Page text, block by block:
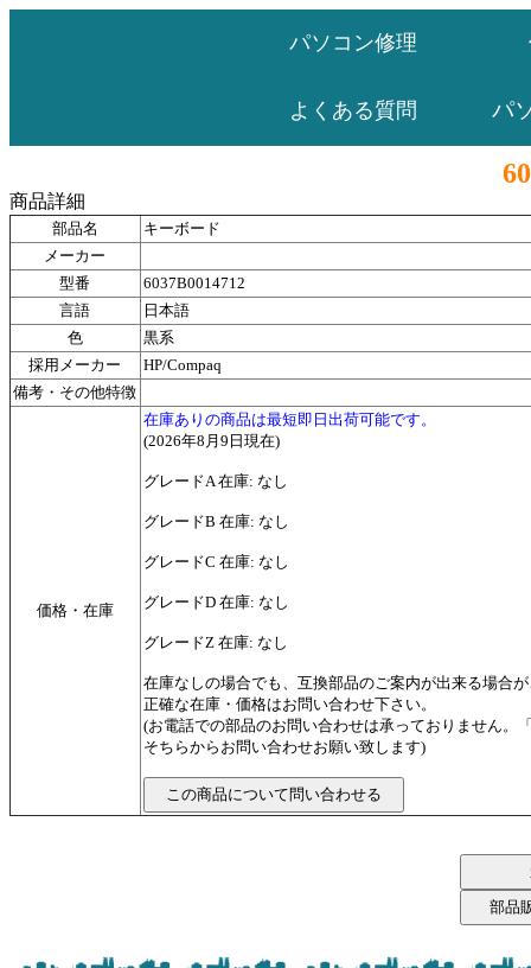
パソコン修理
よくある質問 パ
商品詳細
部品名
キーボード
メーカー
型番
6037B0014712
言語
日本語
色
黒系
採用メーカー
HP/Compaq
備考・その他特徴
価格・在庫
在庫ありの商品は最短即日出荷可能です。
(2026年8月9日現在)
グレードA 在庫: なし
グレードB 在庫: なし
グレードC 在庫: なし
グレードD 在庫: なし
グレードZ 在庫: なし
在庫なしの場合でも、互換部品のご案内が出来る場合
正確な在庫・価格はお問い合わせ下さい。
(お電話での部品のお問い合わせは承っておりません。
そちらからお問い合わせお願い致します)